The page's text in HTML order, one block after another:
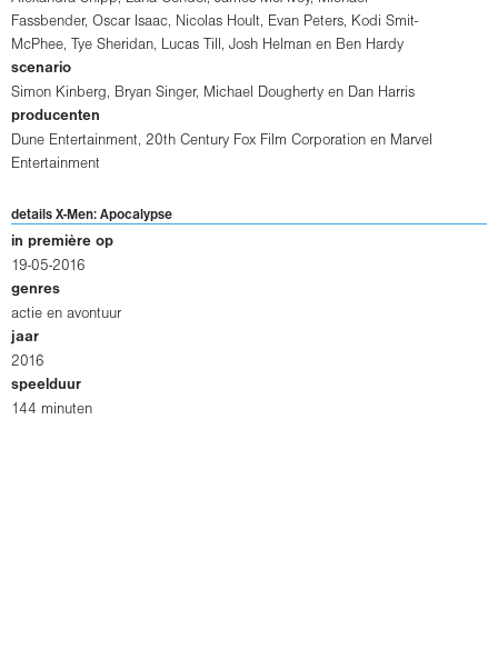
Fassbender, Oscar Isaac, Nicolas Hoult, Evan Peters,
Kodi Smit-
McPhee, Tye Sheridan, Lucas Till , Josh Helman en Ben Hardy
scenario
Simon Kinberg, Bryan Singer, Michael Dougherty en
Dan Harris
producenten
Dune Entertainment, 20th Century Fox Film Corporation en Marvel
Entertainment
details X-Men: Apocalypse
in première op
19-05-2016
genres
actie en avontuur
jaar
2016
speelduur
144 minuten